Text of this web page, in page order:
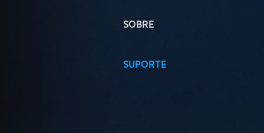
SOBRE
SUPORTE